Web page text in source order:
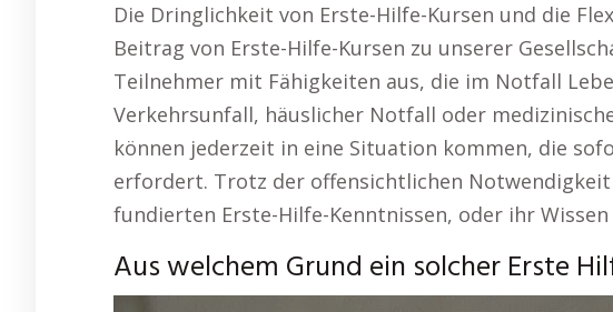
Die Dringlichkeit von Erste-Hilfe-Kursen und die
Beitrag von Erste-Hilfe-Kursen zu unserer
Teilnehmer mit Fähigkeiten aus, die im Notfall
Verkehrsunfall, häuslicher Notfall oder
können jederzeit in eine Situation kommen, die
erfordert. Trotz der offensichtlichen Notwendigkeit
fundierten Erste-Hilfe-Kenntnissen, oder ihr
Aus welchem Grund ein solcher Erste